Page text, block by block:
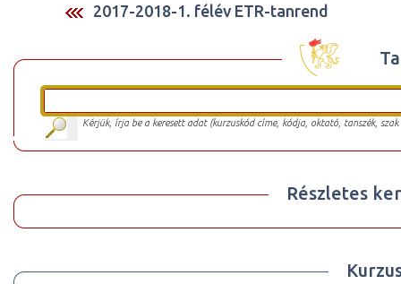
2017-2018-1. félév ETR-tanrend
Kérjük, írja be a keresett adat (kurzuskód címe, kódja, oktató, tanszék,
Részletes